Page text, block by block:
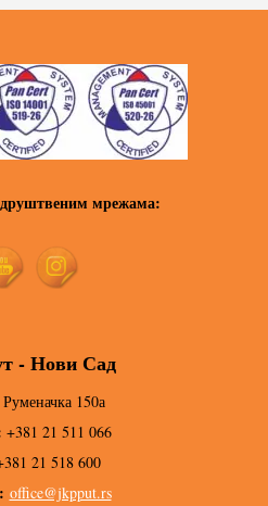
мрежама:
- Нови Сад
Руменачка 150а
+381 21 511 066
21 518 600
office@jkpput.rs